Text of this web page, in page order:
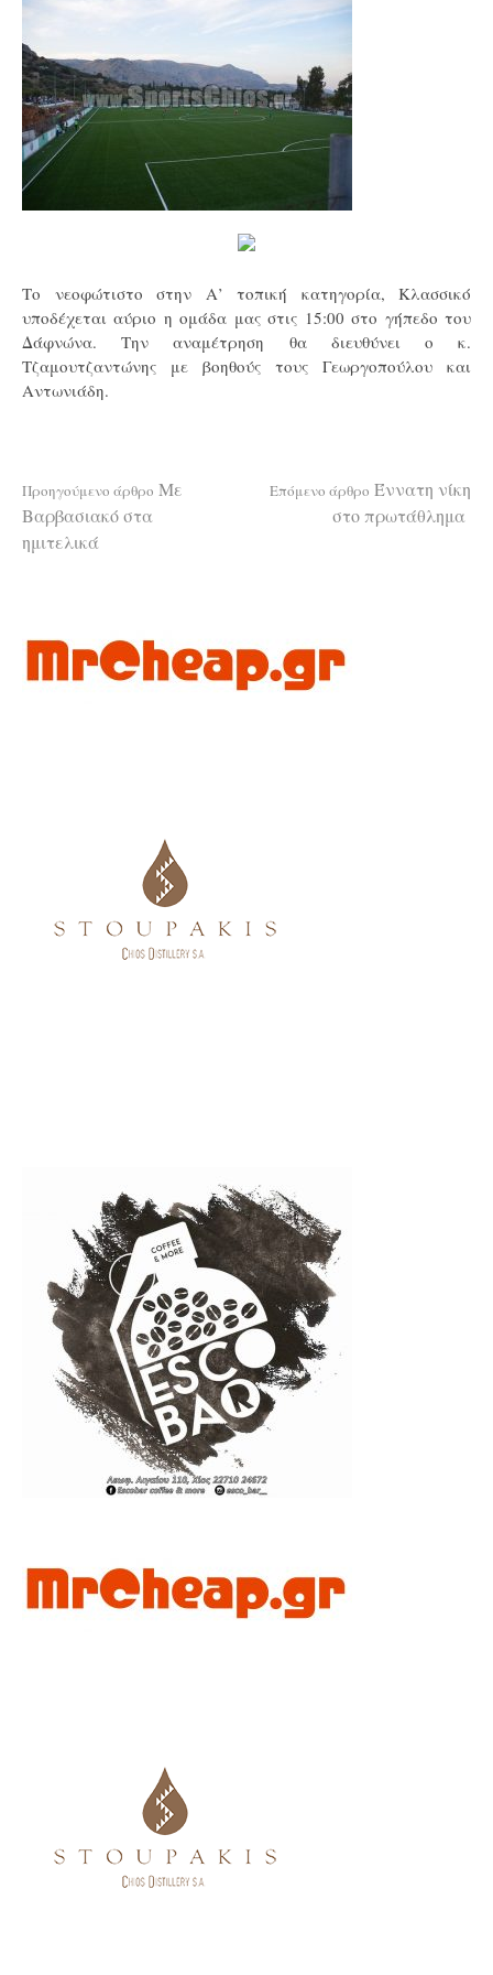
Το νεοφώτιστο στην Α’ τοπική κατηγορία, Κλασσικό
υποδέχεται αύριο η ομάδα μας στις 15:00 στο γήπεδο του
Δάφνώνα. Την αναμέτρηση θα διευθύνει ο κ.
Τζαμουτζαντώνης με βοηθούς τους Γεωργοπούλου και
Αντωνιάδη.
Διαβάστε
Προηγούμενο άρθρο Με
Βαρβασιακό στα
ημιτελικά
Επόμενο άρθρο Έννατη νίκη
στο πρωτάθλημα